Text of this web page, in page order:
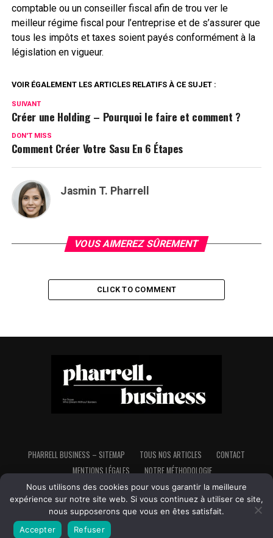
comptable ou un conseiller fiscal afin de trou ver le
meilleur régime fiscal pour l’entreprise et de s’assurer que
tous les impôts et taxes soient payés conformément à la
législation en vigueur.
VOIR ÉGALEMENT LES ARTICLES RELATIFS À CE SUJET :
SUIVANT
Créer une Holding – Pourquoi le faire et comment ?
DON'T MISS
Comment Créer Votre Sasu En 6 Étapes
Jasmin T. Pharrell
VOUS AIMEREZ SÛREMENT
CLICK TO COMMENT
PHARRELL BUSINESS – SITEMAP TOUS NOS ARTICLES
CONTACT
MENTIONS LÉGALES
NOTRE MÉTHODOLOGIE
Copyright © Pharrell Business - Tous droits réservés - Made in France,
Fait avec ♥ et avec beaucoup d'♥ pour l'indépendance et la liberté
Nous utilisons des cookies pour vous garantir la meilleure
expérience sur notre site web. Si vous continuez à utiliser ce site,
nous supposerons que vous en êtes satisfait.
Accepter
Refuser